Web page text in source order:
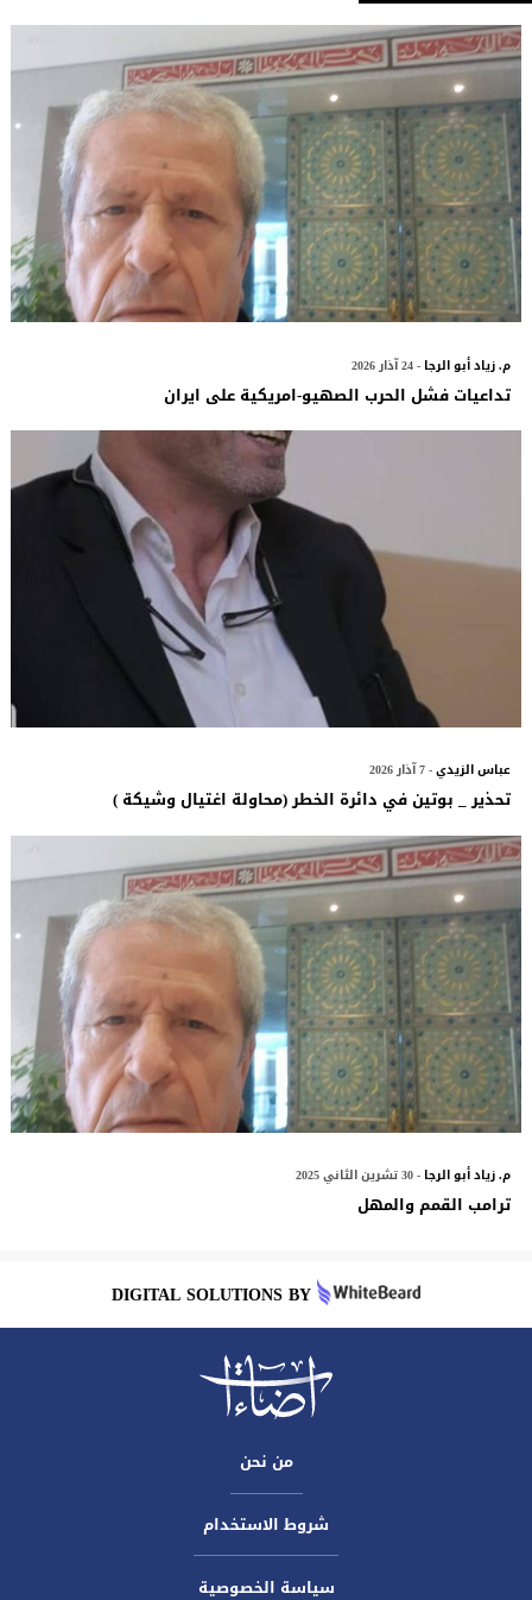
م. زياد أبو الرجا - 24 آذار 2026
تداعيات فشل الحرب الصهيو-امريكية على ايران
عباس الزيدي- 7 آذار 2026
تحذير _ بوتين في دائرة الخطر (محاولة اغتيال وشيكة )
م. زياد أبو الرجا - 30 تشرين الثاني 2025
ترامب القمم والمهل
DIGITAL SOLUTIONS BY
من نحن
شروط الاستخدام
سياسة الخصوصية